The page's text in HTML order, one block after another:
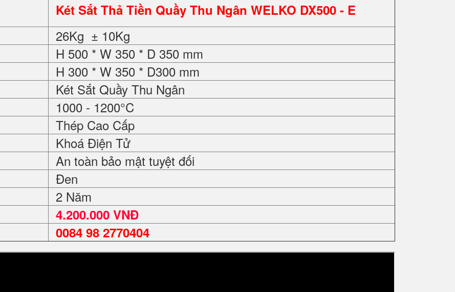
Két Sắt Thả Tiền Quầy Thu Ngân WELKO DX500 - E
26Kg ± 10Kg
H 500 * W 350 * D 350 mm
H 300 * W 350 * D300 mm
Két Sắt Quầy Thu Ngân
1000 - 1200°C
Thép Cao Cấp
Khoá Điện Tử
An toàn bảo mật tuyệt đối
Đen
2 Năm
4.200.000 VNĐ
0084 98 2770404